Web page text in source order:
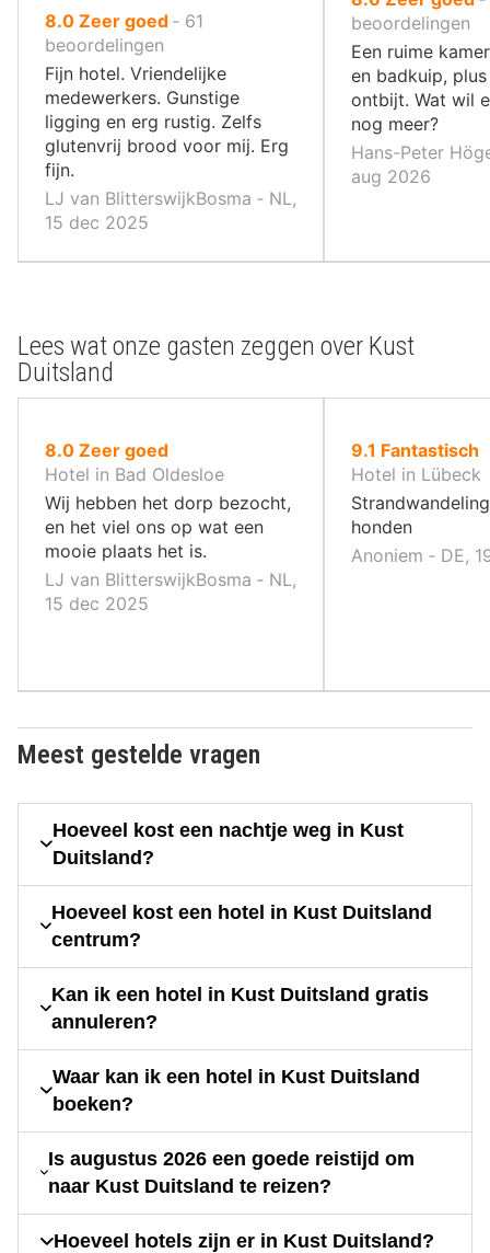
8.0uit
10
Zeer goed ‐ 61
beoordelingen
Fijn hotel. Vriendelijke
medewerkers. Gunstige
ligging en erg rustig. Zelfs
glutenvrij brood voor mij. Erg
fijn.
LJ van BlitterswijkBosma ‐ NL,
15 dec 2025
10
,
beoordelingen
Een ruime
en badkuip,
ontbijt. Wat wil
nog meer?
Hans-Peter
aug 2026
Lees wat onze gasten zeggen over Kust
Duitsland
8.0uit
10
,
Zeer goed
Hotel in Bad Oldesloe
Wij hebben het dorp bezocht,
en het viel ons op wat een
mooie plaats het is.
LJ van BlitterswijkBosma ‐ NL,
15 dec 2025
9.1 uit
10
,
Fantastisch
Hotel in Lübeck
honden
Anoniem ‐ DE,
Meest gestelde vragen
Hoeveel kost een nachtje weg in Kust
Duitsland?
Hoeveel kost een hotel in Kust Duitsland
centrum?
Kan ik een hotel in Kust Duitsland gratis
annuleren?
Waar kan ik een hotel in Kust Duitsland
boeken?
Is augustus 2026 een goede reistijd om
naar Kust Duitsland te reizen?
Hoeveel hotels zijn er in Kust Duitsland?